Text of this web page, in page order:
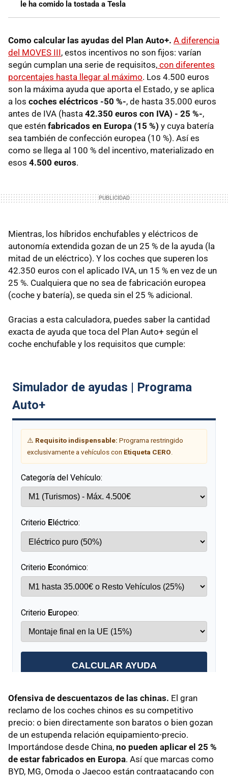
le ha comido la tostada a Tesla
Como calcular las ayudas del Plan Auto+. A diferencia
del MOVES III, estos incentivos no son fijos: varían
según cumplan una serie de requisitos, con diferentes
porcentajes hasta llegar al máximo. Los 4.500 euros
son la máxima ayuda que aporta el Estado, y se aplica
a los coches eléctricos -50 %-, de hasta 35.000 euros
antes de IVA (hasta 42.350 euros con IVA) - 25 %-,
que estén fabricados en Europa (15 %) y cuya batería
sea también de confección europea (10 %). Así es
como se llega al 100 % del incentivo, materializado en
esos 4.500 euros.
Mientras, los híbridos enchufables y eléctricos de
autonomía extendida gozan de un 25 % de la ayuda (la
mitad de un eléctrico). Y los coches que superen los
42.350 euros con el aplicado IVA, un 15 % en vez de un
25 %. Cualquiera que no sea de fabricación europea
(coche y batería), se queda sin el 25 % adicional.
Gracias a esta calculadora, puedes saber la cantidad
exacta de ayuda que toca del Plan Auto+ según el
coche enchufable y los requisitos que cumple:
Ofensiva de descuentazos de las chinas. El gran
reclamo de los coches chinos es su competitivo
precio: o bien directamente son baratos o bien gozan
de un estupenda relación equipamiento-precio.
Importándose desde China, no pueden aplicar el 25 %
de estar fabricados en Europa. Así que marcas como
BYD, MG, Omoda o Jaecoo están contraatacando con